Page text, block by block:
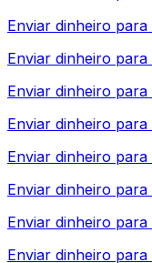
Enviar dinheiro para
Enviar dinheiro para
Enviar dinheiro para
Enviar dinheiro para
Enviar dinheiro para
Enviar dinheiro para
Enviar dinheiro para
Enviar dinheiro para